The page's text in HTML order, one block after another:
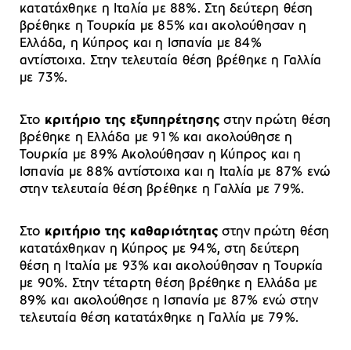
κατατάχθηκε η Ιταλία με 88%. Στη δεύτερη θέση
βρέθηκε η Τουρκία με 85% και ακολούθησαν η
Ελλάδα, η Κύπρος και η Ισπανία με 84%
αντίστοιχα. Στην τελευταία θέση βρέθηκε η Γαλλία
με 73%.
Στο κριτήριο της εξυπηρέτησηςστην πρώτη θέση
βρέθηκε η Ελλάδα με 91% και ακολούθησε η
Τουρκία με 89% Ακολούθησαν η Κύπρος και η
Ισπανία με 88% αντίστοιχα και η Ιταλία με 87% ενώ
στην τελευταία θέση βρέθηκε η Γαλλία με 79%.
Στο κριτήριο της καθαριότητας στην πρώτη θέση
κατατάχθηκαν η Κύπρος με 94%, στη δεύτερη
θέση η Ιταλία με 93% και ακολούθησαν η Τουρκία
με 90%. Στην τέταρτη θέση βρέθηκε η Ελλάδα με
89% και ακολούθησε η Ισπανία με 87% ενώ στην
τελευταία θέση κατατάχθηκε η Γαλλία με 79%.